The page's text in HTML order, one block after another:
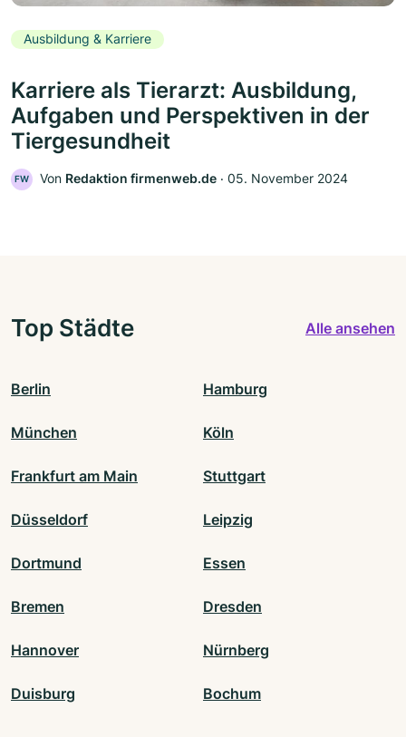
Ausbildung & Karriere
Karriere als Tierarzt: Ausbildung,
Aufgaben und Perspektiven in der
Tiergesundheit
FW Von Redaktion firmenweb.de ‧ 05. November 2024
Top Städte Alle ansehen
Berlin Hamburg
München Köln
Frankfurt am Main Stuttgart
Düsseldorf Leipzig
Dortmund Essen
Bremen Dresden
Hannover Nürnberg
Duisburg Bochum